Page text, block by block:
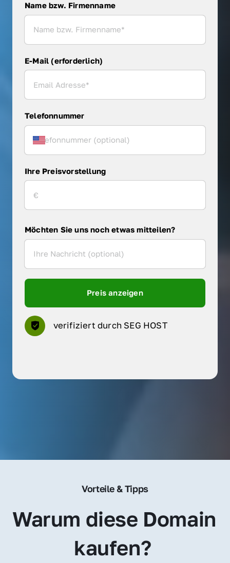
Name bzw. Firmenname
Name bzw. Firmenname
E-Mail (erforderlich)
Telefonnummer
Ihre Preisvorstellung
Möchten Sie uns noch etwas mitteilen?
Preis anzeigen
verifiziert durch SEG HOST
Vorteile & Tipps
Warum diese Domain
kaufen?